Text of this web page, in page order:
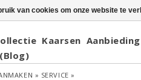
Kaarsen
» SERVICE »
van cookies om onze website te